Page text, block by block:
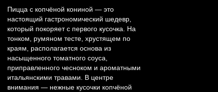
Пицца с копчёной кониной — это
настоящий гастрономический шедевр,
который покоряет с первого кусочка. На
тонком, румяном тесте, хрустящем по
краям, располагается основа из
насыщенного томатного соуса,
приправленного чесноком и ароматными
итальянскими травами. В центре
внимания — нежные кусочки копчёной